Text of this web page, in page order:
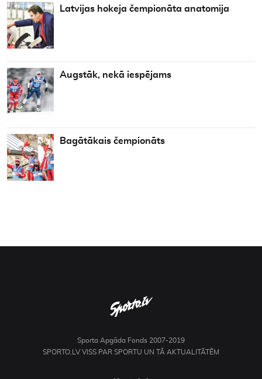
Latvijas hokeja čempionāta anatomija
Augstāk, nekā iespējams
Bagātākais čempionāts
Sporta Apgāda Fonds 2007-2019
SPORTO.LV VISS PAR SPORTU UN TĀ AKTUALITĀTĒM